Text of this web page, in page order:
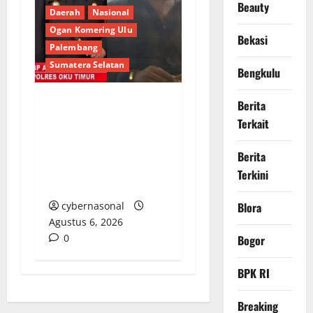
Daerah
Nasional
Ogan Komering Ulu
Palembang
Sumatera Selatan
cybernasonal
Agustus 6, 2026
0
Beauty
Bekasi
Bengkulu
Berita
Terkait
Berita
Terkini
Blora
Bogor
BPK RI
Breaking